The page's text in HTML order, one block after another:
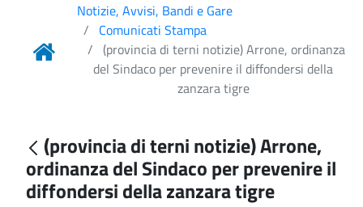
Notizie, Avvisi, Bandi e Gare
Comunicati Stampa
(provincia di terni notizie) Arrone, ordinanza
del Sindaco per prevenire il diffondersi della
zanzara tigre
(provincia di terni notizie) Arrone,
ordinanza del Sindaco per prevenire il
diffondersi della zanzara tigre